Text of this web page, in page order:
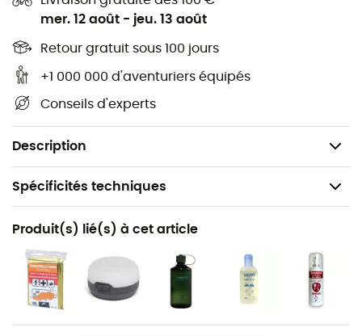
mer. 12 août - jeu. 13 août
Retour gratuit sous 100 jours
+1 000 000 d'aventuriers équipés
Conseils d'experts
Description
permettra de réparer les déchirures de
vos tentesousacs de couchage
Ultra résistant, le Ruban adhésif toile
permettra d'affronter tous les obstacles durant vos
aventures. Avec leRuban adhésif toiledeSolaucune
déchirure ne vous résistera !
Spécificités techniques
Recommandé pour
Randonnée / Camping
Poids
125 g
Produit(s) lié(s) à cet article